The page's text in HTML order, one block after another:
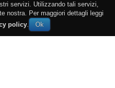
servizi. Utilizzando tali servizi,
nostra. Per maggiori dettagli leggi
policy.